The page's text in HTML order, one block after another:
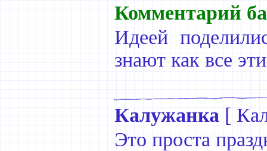
Комментарий
Идеей
знают как все
Калужанка [
Это проста